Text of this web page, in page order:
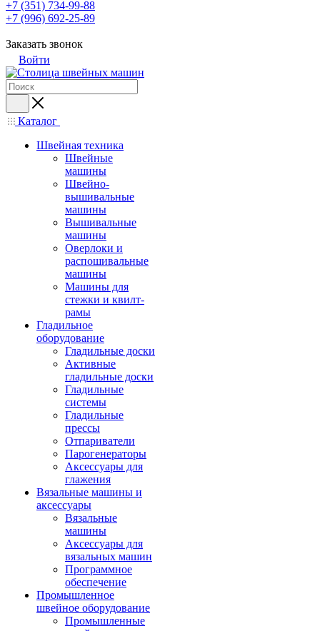
+7 (351) 734-99-88
+7 (996) 692-25-89
Заказать звонок
Войти
Каталог
Швейная техника
Швейные
машины
Швейно-
вышивальные
машины
Вышивальные
машины
Оверлоки и
распошивальные
машины
Машины для
стежки и квилт-
рамы
Гладильное
оборудование
Гладильные доски
Активные
гладильные доски
Гладильные
системы
Гладильные
прессы
Отпариватели
Парогенераторы
Аксессуары для
глажения
Вязальные машины и
аксессуары
Вязальные
машины
Аксессуары для
вязальных машин
Программное
обеспечение
Промышленное
швейное оборудование
Промышленные